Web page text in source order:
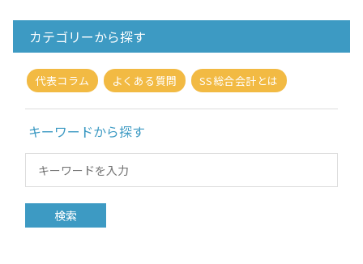
カテゴリーから探す
代表コラム よくある質問 SS総合会計とは
キーワードから探す